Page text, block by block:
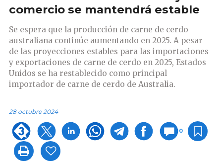
comercio se mantendrá estable
Se espera que la producción de carne de cerdo
australiana continúe aumentando en 2025. A pesar
de las proyecciones estables para las importaciones
y exportaciones de carne de cerdo en 2025, Estados
Unidos se ha restablecido como principal
importador de carne de cerdo de Australia.
28 octubre 2024
0